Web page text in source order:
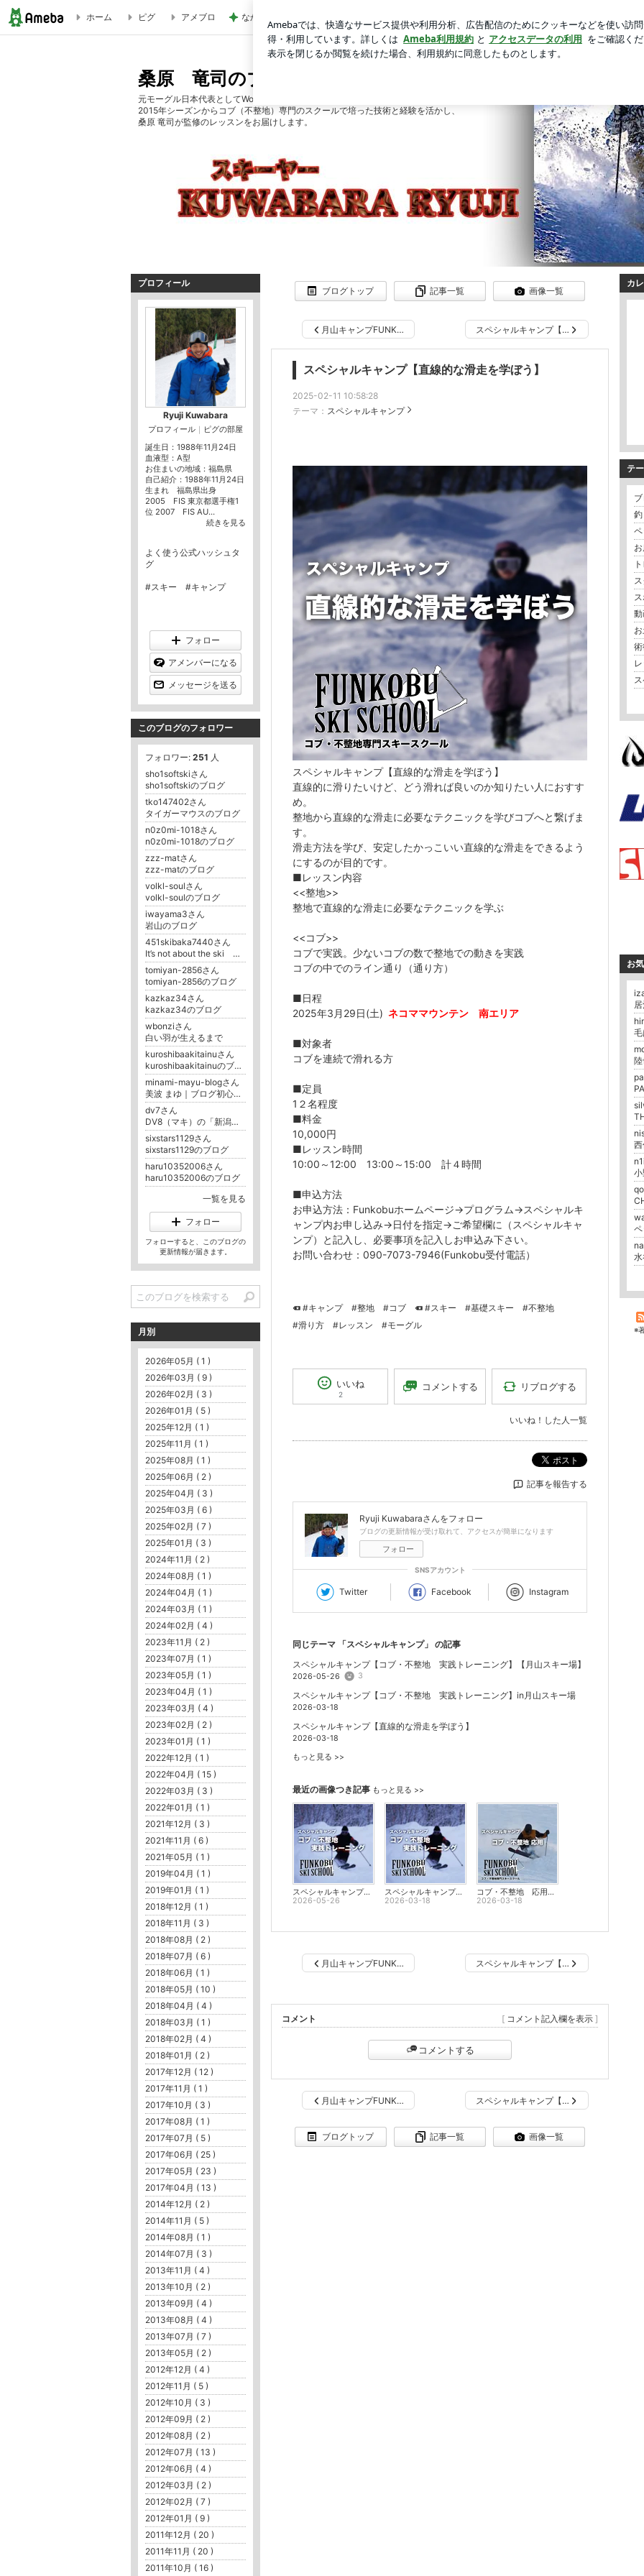
スペシャルキャンプ【直線的な滑走を学ぼう】 | 桑原 竜司のブログ
ホーム ピグ アメブロ なかなか進まない夏期講習と補習 ロ
桑原 竜司のブログ
元モーグル日本代表としてWorld Cupに出場。2023年全日本技術選手権、不整地種目１位獲得。
2015年シーズンからコブ（不整地）専門のスクールで培った技術と経験を活かし、
桑原 竜司が監修のレッスンをお届けします。
ブログトップ 記事一覧 画像一覧
月山キャンプFUNK… スペシャルキャンプ【…
スペシャルキャンプ【直線的な滑走を学ぼう】
2025-02-11 10:58:28
テーマ： スペシャルキャンプ
スペシャルキャンプ【直線的な滑走を学ぼう】
直線的に滑りたいけど、どう滑れば良いのか知りたい人におすす
め。
整地から直線的な滑走に必要なテクニックを学びコブへと繋げま
す。
滑走方法を学び、安定したかっこいい直線的な滑走をできるよう
にするのが目的です。
■レッスン内容
<<整地>>
整地で直線的な滑走に必要なテクニックを学ぶ
<<コブ>>
コブで実践。少ないコブの数で整地での動きを実践
コブの中でのライン通り（通り方）
■日程
2025年3月29日(土) ネコママウンテン 南エリア
■対象者
コブを連続で滑れる方
■定員
1２名程度
■料金
10,000円
■レッスン時間
10:00～12:00 13:00～15:00 計４時間
■申込方法
お申込方法：Funkobuホームページ→プログラム→スペシャルキ
ャンプ内お申し込み→日付を指定→ご希望欄に（スペシャルキャ
ンプ）と記入し、必要事項を記入しお申込み下さい。
お問い合わせ：090-7073-7946(Funkobu受付電話）
#キャンプ #整地 #コブ #スキー #基礎スキー
#不整地
#滑り方
#レッスン #モーグル
いいね
2
コメントする リブログする
いいね！した人一覧
ポスト
記事を報告する
Ryuji Kuwabaraさんをフォロー
ブログの更新情報が受け取れて、アクセスが簡単になります
フォロー
SNSアカウント
Twitter Facebook Instagram
同じテーマ 「スペシャルキャンプ」 の記事
スペシャルキャンプ【コブ・不整地 実践トレーニング】【月山スキー場】
2026-05-26 3
スペシャルキャンプ【コブ・不整地 実践トレーニング】in月山スキー場
2026-03-18
スペシャルキャンプ【直線的な滑走を学ぼう】
2026-03-18
もっと見る >>
最近の画像つき記事 もっと見る >>
スペシャルキャンプ【コブ・不整地 実践トレーニング】【月山スキー場】
2026-05-26
スペシャルキャンプ【コブ・不整地 実践トレーニング】in月山スキー場
2026-03-18
コブ・不整地 応用【月山スキー場】
2026-03-18
月山キャンプFUNK… スペシャルキャンプ【…
[ コメント記入欄を表示 ]
コメント
コメントする
月山キャンプFUNK… スペシャルキャンプ【…
ブログトップ 記事一覧 画像一覧
カ
テ
釣
ペ
術
お
陸
※
プロフィール
Ryuji Kuwabara
プロフィール ｜ ピグの部屋
誕生日： 1988年11月24日
血液型： A型
お住まいの地域： 福島県
自己紹介：1988年11月24日
生まれ 福島県出身
2005 FIS 東京都選手権1
位 2007 FIS AU...
続きを見る
よく使う公式ハッシュタ
グ
#スキー #キャンプ
フォロー
アメンバーになる
メッセージを送る
このブログのフォロワー
フォロワー: 251 人
sho1softskiさん
sho1softskiのブログ
tko147402さん
タイガーマウスのブログ
n0z0mi-1018さん
n0z0mi-1018のブログ
zzz-matさん
zzz-matのブログ
volkl-soulさん
volkl-soulのブログ
iwayama3さん
岩山のブログ
451skibaka7440さん
It’s not about the ski 遅れて来た天才ｽｷｰﾔｰ???､時々駄洒落(笑)､毎日ﾋﾞｰﾙ!(爆)
tomiyan-2856さん
tomiyan-2856のブログ
kazkaz34さん
kazkaz34のブログ
wbonziさん
白い羽が生えるまで
kuroshibaakitainuさん
kuroshibaakitainuのブログ
minami-mayu-blogさん
美波 まゆ｜ブログ初心者向け在宅ワークの始め方
dv7さん
DV8（マキ）の「新潟上越釣行記／ルアーフィッシング」
sixstars1129さん
sixstars1129のブログ
haru10352006さん
haru10352006のブログ
一覧を見る
フォロー
フォローすると、このブログの
更新情報が届きます。
月別
2026年05月 ( 1 )
2026年03月 ( 9 )
2026年02月 ( 3 )
2026年01月 ( 5 )
2025年12月 ( 1 )
2025年11月 ( 1 )
2025年08月 ( 1 )
2025年06月 ( 2 )
2025年04月 ( 3 )
2025年03月 ( 6 )
2025年02月 ( 7 )
2025年01月 ( 3 )
2024年11月 ( 2 )
2024年08月 ( 1 )
2024年04月 ( 1 )
2024年03月 ( 1 )
2024年02月 ( 4 )
2023年11月 ( 2 )
2023年07月 ( 1 )
2023年05月 ( 1 )
2023年04月 ( 1 )
2023年03月 ( 4 )
2023年02月 ( 2 )
2023年01月 ( 1 )
2022年12月 ( 1 )
2022年04月 ( 15 )
2022年03月 ( 3 )
2022年01月 ( 1 )
2021年12月 ( 3 )
2021年11月 ( 6 )
2021年05月 ( 1 )
2019年04月 ( 1 )
2019年01月 ( 1 )
2018年12月 ( 1 )
2018年11月 ( 3 )
2018年08月 ( 2 )
2018年07月 ( 6 )
2018年06月 ( 1 )
2018年05月 ( 10 )
2018年04月 ( 4 )
2018年03月 ( 1 )
2018年02月 ( 4 )
2018年01月 ( 2 )
2017年12月 ( 12 )
2017年11月 ( 1 )
2017年10月 ( 3 )
2017年08月 ( 1 )
2017年07月 ( 5 )
2017年06月 ( 25 )
2017年05月 ( 23 )
2017年04月 ( 13 )
2014年12月 ( 2 )
2014年11月 ( 5 )
2014年08月 ( 1 )
2014年07月 ( 3 )
2013年11月 ( 4 )
2013年10月 ( 2 )
2013年09月 ( 4 )
2013年08月 ( 4 )
2013年07月 ( 7 )
2013年05月 ( 2 )
2012年12月 ( 4 )
2012年11月 ( 5 )
2012年10月 ( 3 )
2012年09月 ( 2 )
2012年08月 ( 2 )
2012年07月 ( 13 )
2012年06月 ( 4 )
2012年03月 ( 2 )
2012年02月 ( 7 )
2012年01月 ( 9 )
2011年12月 ( 20 )
2011年11月 ( 20 )
2011年10月 ( 16 )